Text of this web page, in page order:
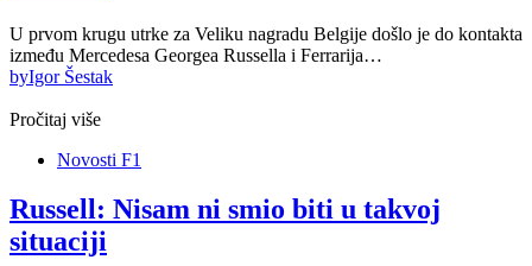
U prvom krugu utrke za Veliku nagradu Belgije došlo je do kontakta
između Mercedesa Georgea Russella i Ferrarija…
byIgor Šestak
Pročitaj više
Novosti F1
Russell: Nisam ni smio biti u takvoj
situaciji